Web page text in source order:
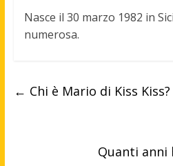
Nasce il 30 marzo 1982 in
numerosa.
← Chi è Mario di Kiss Kiss?
Quanti anni